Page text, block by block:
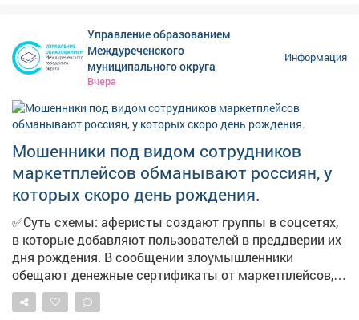
Управление образованием
Междуреченского
муниципального округа
Вчера
Информация
Мошенники под видом сотрудников
маркетплейсов обманывают россиян, у
которых скоро день рождения.
✅Суть схемы: аферисты создают группы в соцсетях,
в которые добавляют пользователей в преддверии их
дня рождения. В сообщении злоумышленники
обещают денежные сертификаты от маркетплейсов,
технику и туристические поездки по случаю
праздника. Мошенники торопят, якобы акция